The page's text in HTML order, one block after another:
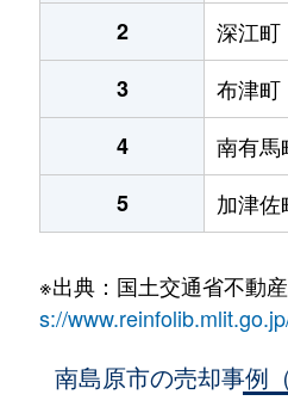
2
深江町
3
布津町
4
南有馬
5
加津佐
※出典：国土交通省不動
s://
南島原市の売却事例